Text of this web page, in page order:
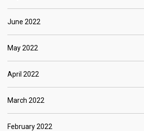
June 2022
May 2022
April 2022
March 2022
February 2022